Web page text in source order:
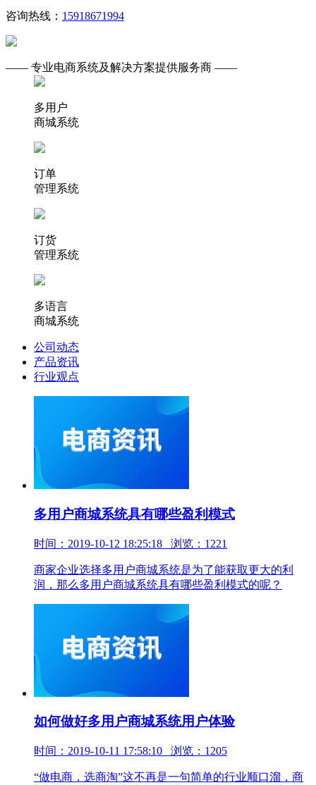
咨询热线： 15918671994
—— 专业电商系统及解决方案提供服务商 ——
多用户
商城系统
订单
管理系统
订货
管理系统
多语言
商城系统
公司动态
产品资讯
行业观点
多用户商城系统具有哪些盈利模式
时间：2019-10-12 18:25:18 浏览：1221
商家企业选择多用户商城系统是为了能获取更大的利
润，那么多用户商城系统具有哪些盈利模式的呢？
如何做好多用户商城系统用户体验
时间：2019-10-11 17:58:10 浏览：1205
“做电商，选商淘”这不再是一句简单的行业顺口溜，商